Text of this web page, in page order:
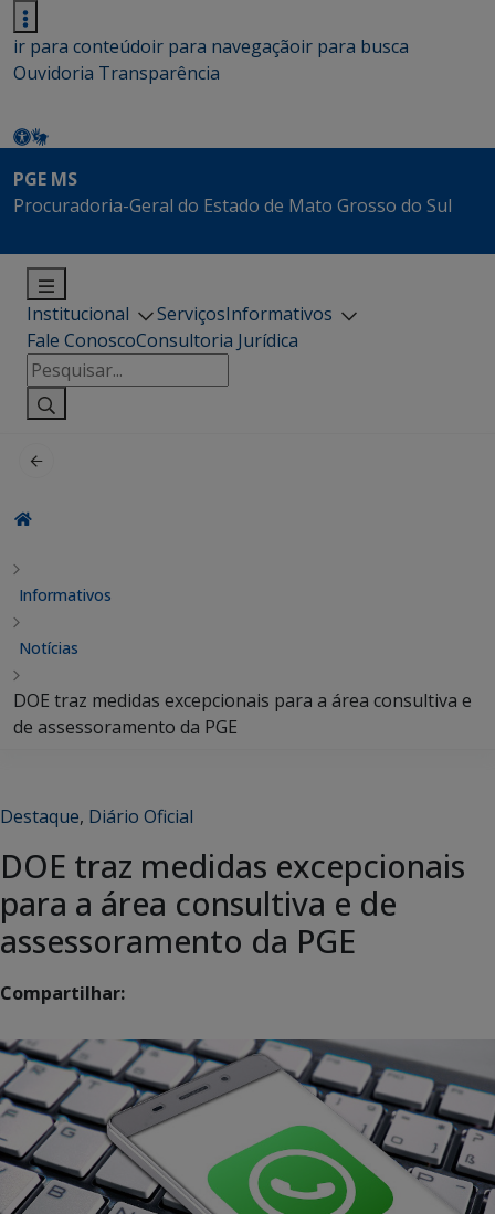
ir para conteúdoir para navegaçãoir para busca
Ouvidoria Transparência
PGE MS
Procuradoria-Geral do Estado de Mato Grosso do Sul
Institucional ServiçosInformativos
Fale ConoscoConsultoria Jurídica
Pesquisar
por:
Informativos
Notícias
DOE traz medidas excepcionais para a área consultiva e
de assessoramento da PGE
Destaque, Diário Oficial
DOE traz medidas excepcionais
para a área consultiva e de
assessoramento da PGE
Compartilhar: